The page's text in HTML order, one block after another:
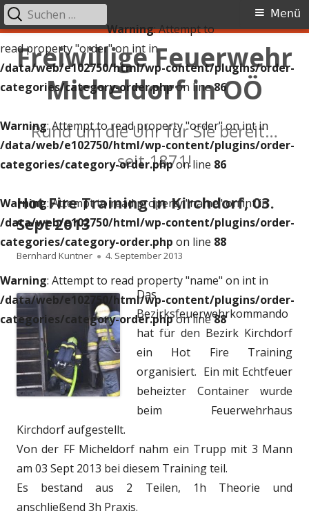
Springe
zum
Inhalt
Freiwillige Feuerwehr
Micheldorf in OÖ
Rund um die Uhr für Sie bereit…
seit 1871!
Primäres
Menü
Menü
Suchen
nach:
Warning: Attempt to
read property "order" on int in
/data/web/e102750/html/wp-content/plugins/order-
categories/category-order.phpon line86
Warning: Attempt to read property "order" on int in
/data/web/e102750/html/wp-content/plugins/order-
categories/category-order.phpon line 86
Warning: Attempt to read property "name" on int in
/data/web/e102750/html/wp-content/plugins/order-
categories/category-order.php on line 88
Warning: Attempt to read property "name" on int in
/data/web/e102750/html/wp-content/plugins/order-
categories/category-order.phpon line88
Hot Fire Training in Kirchdorf, 03.
Sept 2013
Autor
Bernhard Kuntner
Veröffentlicht
am
4. September 2013
Das
Bezirksfeuerwehrkommando
hat für den Bezirk Kirchdorf
ein Hot Fire Training
organisiert. Ein mit Echtfeuer
beheizter Container wurde
beim Feuerwehrhaus
Kirchdorf aufgestellt.
Von der FF Micheldorf nahm ein Trupp mit 3 Mann
am 03 Sept 2013 bei diesem Training teil.
Es bestand aus 2 Teilen, 1h Theorie und
anschließend 3h Praxis.